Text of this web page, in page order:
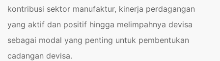
kontribusi sektor manufaktur, kinerja perdagangan
yang aktif dan positif hingga melimpahnya devisa
sebagai modal yang penting untuk pembentukan
cadangan devisa.